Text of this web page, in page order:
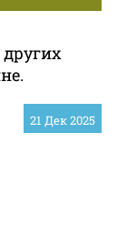
21 Дек 2025